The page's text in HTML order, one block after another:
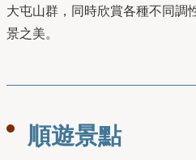
大屯山群，同時欣賞各種不同調
景之美。
順遊景點